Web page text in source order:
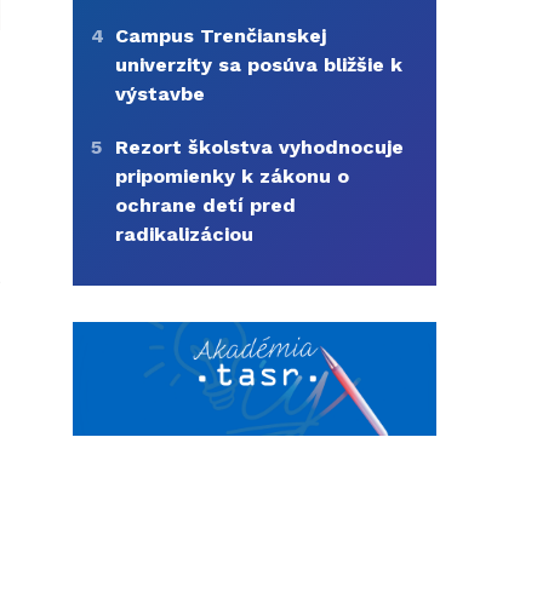
4 Campus Trenčianskej
univerzity sa posúva bližšie k
výstavbe
5
Rezort školstva vyhodnocuje
pripomienky k zákonu o
ochrane detí pred
radikalizáciou